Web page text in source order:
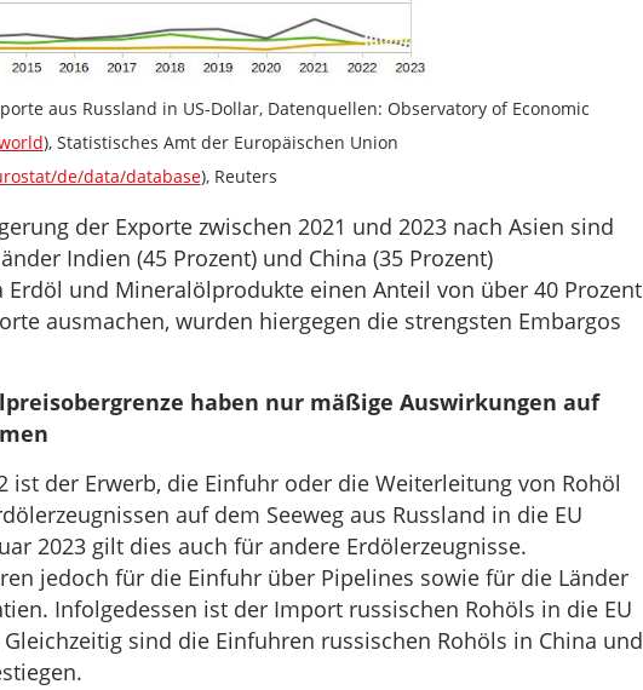
aus Russland in US-Dollar, Datenquellen: Observatory of Economic
), Statistisches Amt der Europäischen Union
de/data/database), Reuters
der Exporte zwischen 2021 und 2023 nach Asien sind
Indien (45 Prozent) und China (35 Prozent)
Erdöl und Mineralölprodukte einen Anteil von über 40 Prozent
ausmachen, wurden hiergegen die strengsten Embargos
haben nur mäßige Auswirkungen auf
ist der Erwerb, die Einfuhr oder die Weiterleitung von Rohöl
auf dem Seeweg aus Russland in die EU
2023 gilt dies auch für andere Erdölerzeugnisse.
jedoch für die Einfuhr über Pipelines sowie für die Länder
Infolgedessen ist der Import russischen Rohöls in die EU
sind die Einfuhren russischen Rohöls in China und